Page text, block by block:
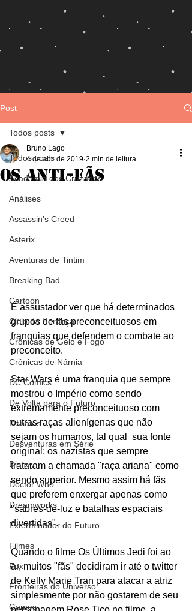
Post
Todos posts
Academia dos Cruzados
Análises
Assassin's Creed
Asterix
Aventuras de Tintim
Breaking Bad
Cartoon
Ciclo da Herança
Crônicas de Gelo e Fogo
Crônicas de Nárnia
DC Comics
De Volta para o Futuro
Debates
Desventuras em Série
Disney
Doctor Who
Dreamworks
Exterminador do Futuro
Filmes
Fox
Fronteiras do Universo
Games
Todos posts
Os Anti-fãs
Bruno Lago
4 de abr. de 2019 2 min de leitura
É assustador ver que há determinados
grupos de fãs preconceituosos em
franquias que defendem o combate ao
preconceito.
Star Wars é uma franquia que sempre
mostrou o Império como sendo
extremamente preconceituoso com
outras raças alienígenas que não
sejam os humanos, tal qual  sua fonte
original: os nazistas que sempre
trataram a chamada "raça ariana" como
sendo superior. Mesmo assim há fãs
que preferem enxergar apenas como
"sabres-de-luz e batalhas espaciais
divertidas".
Quando o filme Os Últimos Jedi foi ao
ar, muitos "fãs" decidiram ir até o twitter
de Kelly Marie Tran para atacar a atriz
simplesmente por não gostarem de seu